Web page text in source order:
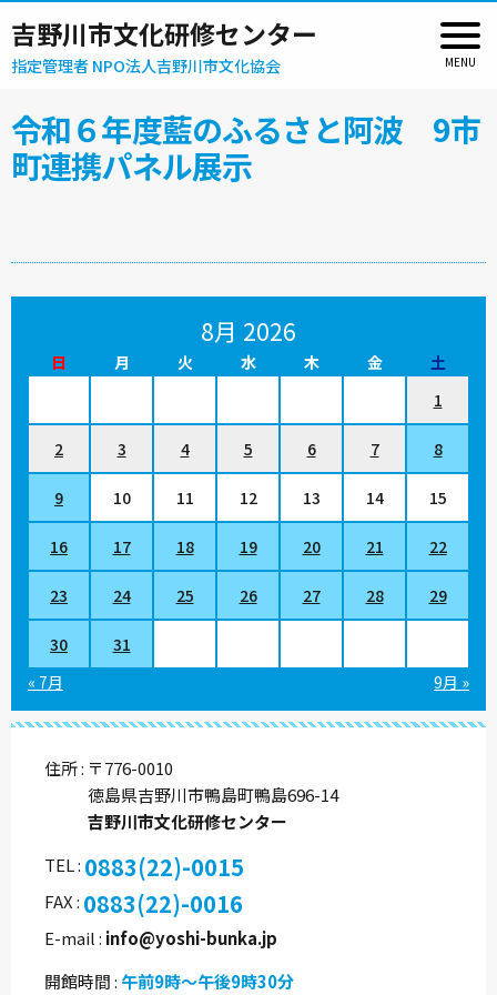
吉野川市文化研修センター
指定管理者 NPO法人吉野川市文化協会
令和６年度藍のふるさと阿波 9市
町連携パネル展示
8月 2026
日 月 火 水 木 金
土
1
2 3 4 5 6 7 8
9 10 11 12 13 14 15
16 17 18 19 20 21 22
23 24 25 26 27 28 29
30
31
« 7月
9月 »
住所 〒776-0010
徳島県吉野川市鴨島町鴨島696-14
吉野川市文化研修センター
TEL 0883(22)-0015
FAX 0883(22)-0016
E-mail info@yoshi-bunka.jp
開館時間 午前9時～午後9時30分